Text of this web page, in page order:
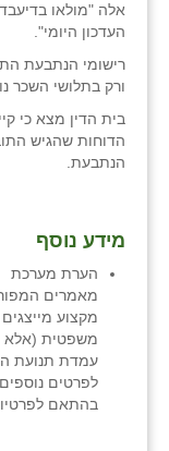
אלה "מולאו
העדכון היומי".
רישומי הנתבעת
ורק בתלושי השכר
בית הדין מצא כי
הדוחות שהגיש
הנתבעת.
מידע נוסף
הערת מערכת
מאמרים
מקצוע
משפטית (אלא
עמדת תנועת
לפרטים
בהתאם
כפר מישר
כפר מע״ש
כפר מרדכי
כפר סבא (אגרא)
מגשימים
מנחמיה